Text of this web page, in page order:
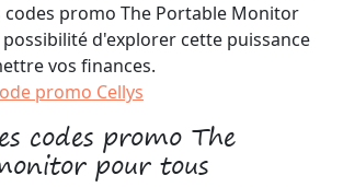
codes promo The Portable Monitor
d'explorer cette puissance
vos finances.
promo Cellys
codes promo The
pour tous